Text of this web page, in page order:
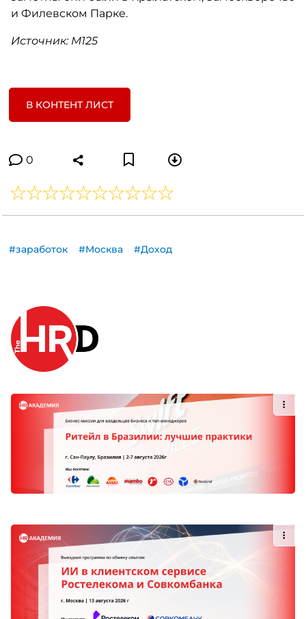
и Филевском Парке.
Источник: М125
В КОНТЕНТ ЛИСТ
0
#заработок #Москва #Доход